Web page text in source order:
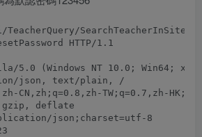
HTTP/1.1
5.0 (Windows NT 10.0; Win64;
json, text/plain, /
CN,zh;q=0.8,zh-TW;q=0.7,zh-
gzip, deflate
json;charset=utf-8